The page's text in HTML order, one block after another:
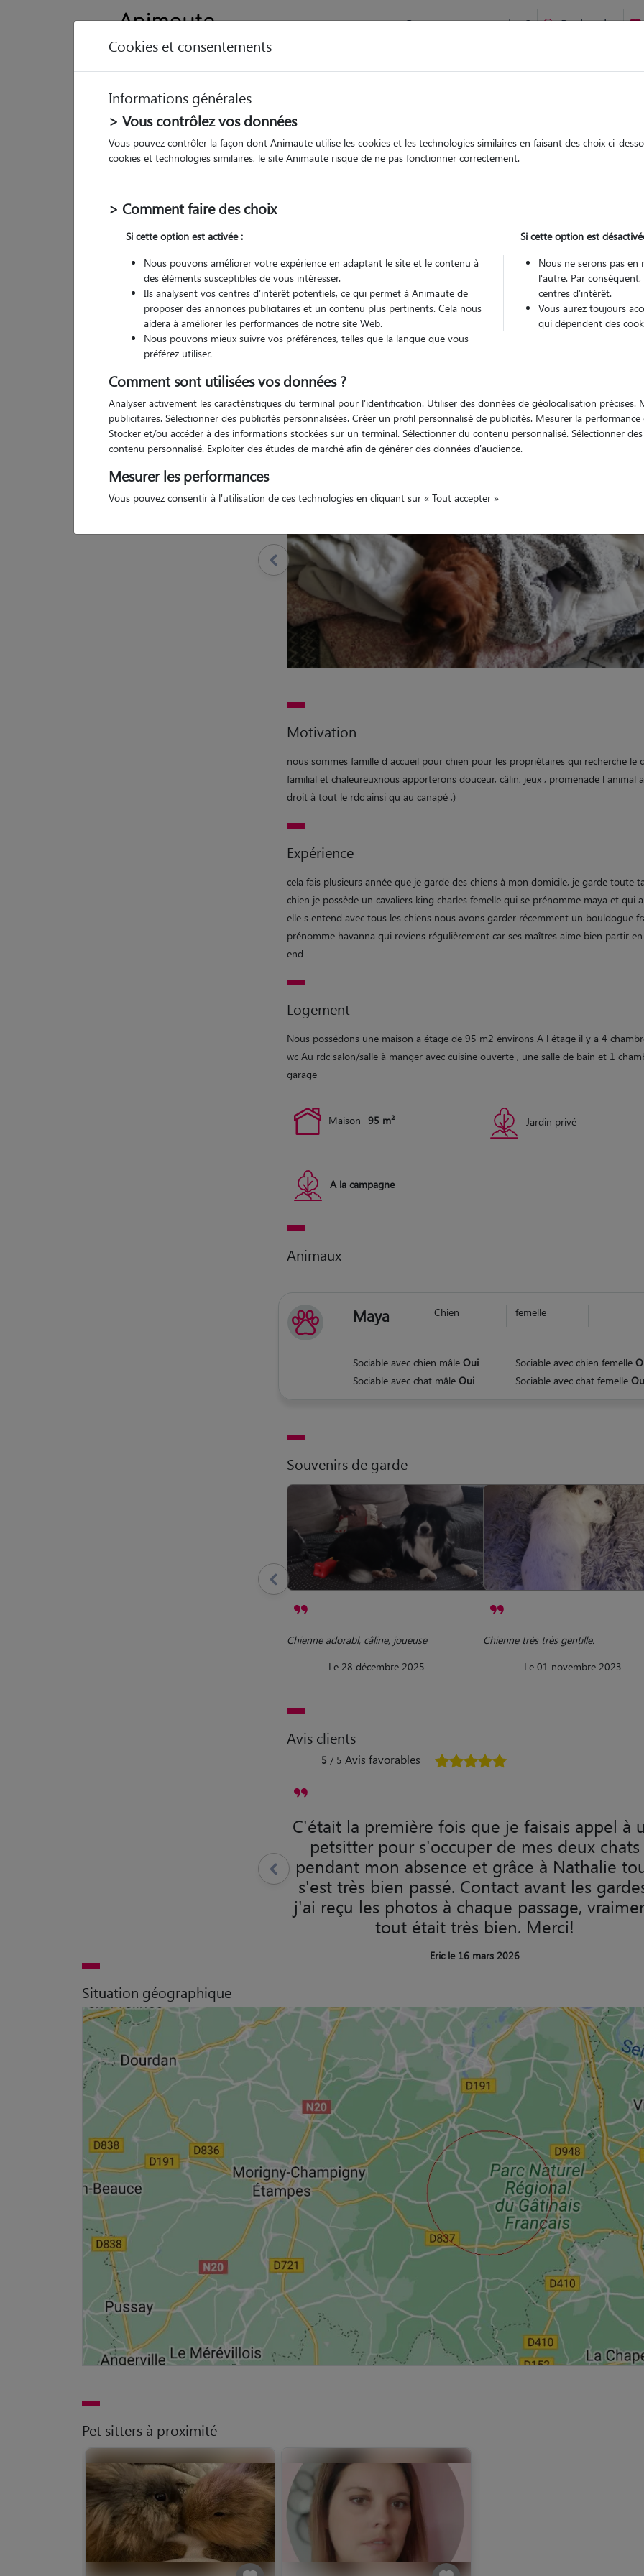
Comment ça marche ? Recherche
31 avis
5/5
Nathalie
Garde
chez le Pet Sitter
1 animal Maison Véhiculé
Motivation
nous sommes famille d accueil pour chien pour les propriétaires qui recherche le
familial et chaleureuxnous apporterons douceur, câlin, jeux , promenade l animal
droit à tout le rdc ainsi qu au canapé ,)
Expérience
cela fais plusieurs année que je garde des chiens à mon domicile, je garde toute
chien je possède un cavaliers king charles femelle qui se prénomme maya et qui
elle s entend avec tous les chiens nous avons garder récemment un bouldogue
prénomme havanna qui reviens régulièrement car ses maîtres aime bien partir
end
Logement
Nous possédons une maison a étage de 95 m2 énvirons A l étage il y a 4
wc Au rdc salon/salle à manger avec cuisine ouverte , une salle de bain et 1
garage
Maison 95 m² Jardin privé
A la campagne
Animaux
Maya Chien femelle
Sociable avec chien mâle Oui Sociable avec chien femelle
Sociable avec chat mâle Oui Sociable avec chat femelle
Souvenirs de garde
Chienne adorabl, câline, joueuse
Le 28 décembre 2025
Chienne très très gentille.
Le 01 novembre 2023
Avis clients
5 / 5 Avis favorables
C'était la première fois que je faisais appel à
petsitter pour s'occuper de mes deux chats
pendant mon absence et grâce à Nathalie
s'est très bien passé. Contact avant les
j'ai reçu les photos à chaque passage,
tout était très bien. Merci!
Eric le 16 mars 2026
Situation géographique
Pet sitters à proximité
Cookies et consentements
Informations générales
> Vous contrôlez vos données
Vous pouvez contrôler la façon dont Animaute utilise les cookies et les technologies similaires en faisant des choix ci-
cookies et technologies similaires, le site Animaute risque de ne pas fonctionner correctement.
> Comment faire des choix
Si cette option est activée :
Nous pouvons améliorer votre expérience en adaptant le site et le contenu à
des éléments susceptibles de vous intéresser.
Ils analysent vos centres d'intérêt potentiels, ce qui permet à Animaute de
proposer des annonces publicitaires et un contenu plus pertinents. Cela nous
aidera à améliorer les performances de notre site Web.
Nous pouvons mieux suivre vos préférences, telles que la langue que vous
préférez utiliser.
Si cette option est
Nous ne serons pas en
l'autre. Par
centres d'intérêt.
Vous aurez toujours
qui dépendent des
Comment sont utilisées vos données ?
Analyser activement les caractéristiques du terminal pour l'identification. Utiliser des données de géolocalisation précises.
publicitaires. Sélectionner des publicités personnalisées. Créer un profil personnalisé de publicités. Mesurer la
Stocker et/ou accéder à des informations stockées sur un terminal. Sélectionner du contenu personnalisé. Sélectionner
contenu personnalisé. Exploiter des études de marché afin de générer des données d'audience.
Mesurer les performances
Vous pouvez consentir à l'utilisation de ces technologies en cliquant sur « Tout accepter »